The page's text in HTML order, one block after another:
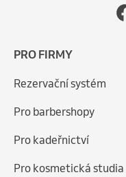
PRO FIRMY
Rezervační systém
Pro barbershopy
Pro kadeřnictví
Pro kosmetická studia